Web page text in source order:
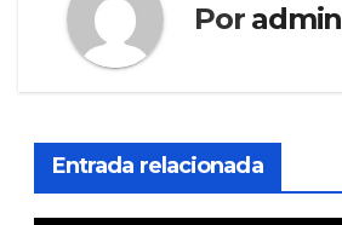
Por admin
Entrada relacionada